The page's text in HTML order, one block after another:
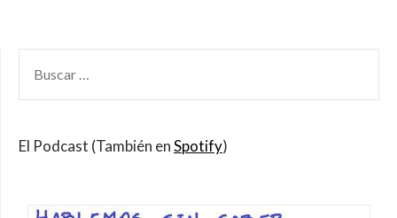
POR:
El Podcast (También enSpotify)